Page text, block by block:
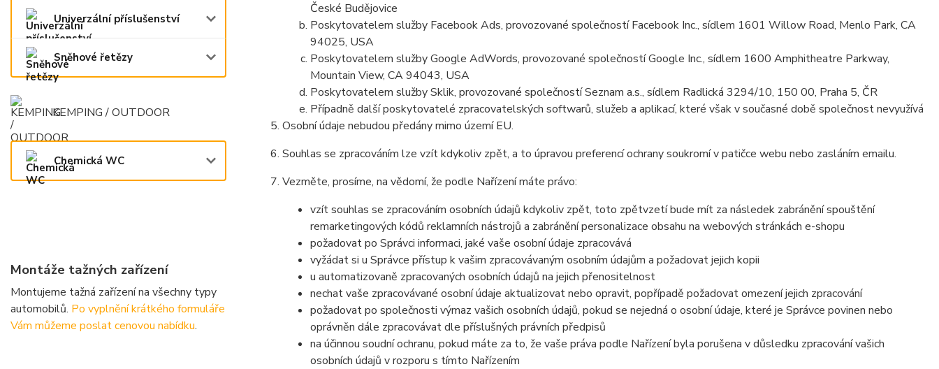
Univerzální příslušenství
Sněhové řetězy
KEMPING / OUTDOOR
Chemická WC
Montáže tažných zařízení
Montujeme tažná zařízení na všechny typy
automobilů. Po vyplnění krátkého formuláře
Vám můžeme poslat cenovou nabídku.
České Budějovice
Poskytovatelem služby Facebook Ads, provozované společností Facebook Inc., sídlem 1601 Willow Road, Menlo Park, CA
94025, USA
Poskytovatelem služby Google AdWords, provozované společností Google Inc., sídlem 1600 Amphitheatre Parkway,
Mountain View, CA 94043, USA
Poskytovatelem služby Sklik, provozované společností Seznam a.s., sídlem Radlická 3294/10, 150 00, Praha 5, ČR
Případně další poskytovatelé zpracovatelských softwarů, služeb a aplikací, které však v současné době společnost nevyužívá
Osobní údaje nebudou předány mimo území EU.
Souhlas se zpracováním lze vzít kdykoliv zpět, a to úpravou preferencí ochrany soukromí v patičce webu nebo zasláním emailu.
Vezměte, prosíme, na vědomí, že podle Nařízení máte právo:
vzít souhlas se zpracováním osobních údajů kdykoliv zpět, toto zpětvzetí bude mít za následek zabránění spouštění
remarketingových kódů reklamních nástrojů a zabránění personalizace obsahu na webových stránkách e-shopu
požadovat po Správci informaci, jaké vaše osobní údaje zpracovává
vyžádat si u Správce přístup k vašim zpracovávaným osobním údajům a požadovat jejich kopii
u automatizovaně zpracovaných osobních údajů na jejich přenositelnost
nechat vaše zpracovávané osobní údaje aktualizovat nebo opravit, popřípadě požadovat omezení jejich zpracování
požadovat po společnosti výmaz vašich osobních údajů, pokud se nejedná o osobní údaje, které je Správce povinen nebo
oprávněn dále zpracovávat dle příslušných právních předpisů
na účinnou soudní ochranu, pokud máte za to, že vaše práva podle Nařízení byla porušena v důsledku zpracování vašich
osobních údajů v rozporu s tímto Nařízením